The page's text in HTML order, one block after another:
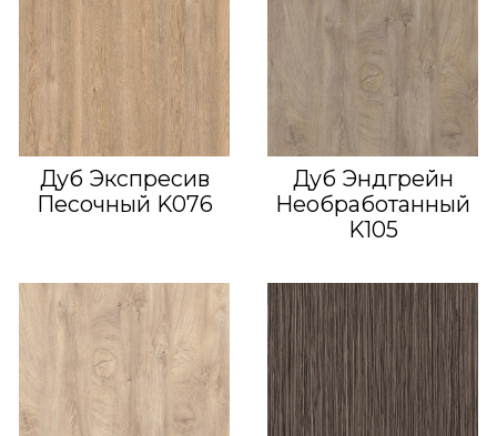
Дуб Экспресив
Песочный K076
Дуб Эндгрейн
Необработанный
K105